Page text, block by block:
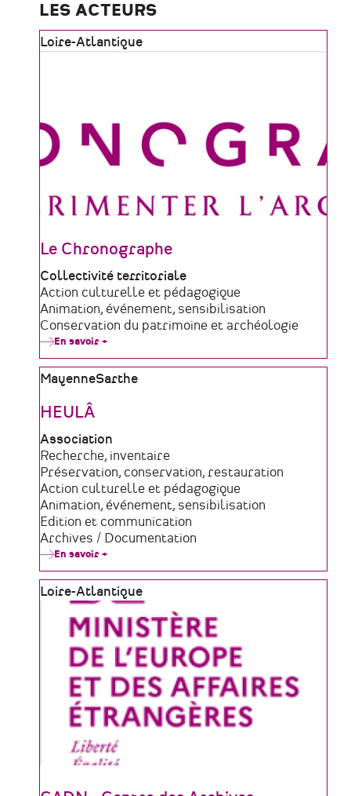
célèbre
le
patrimoine
vivant
tout
LES ACTEURS
Zone
Loire-Atlantique
Le Chronographe
Type
de
structure
Collectivité territoriale
Domaine
d'activité
Action culturelle et pédagogique
Animation, événement, sensibilisation
Conservation du patrimoine et archéologie
En savoir +
Chronographe
Zone
MayenneSarthe
HEULÂ
Type
de
structure
Association
Domaine
d'activité
Recherche, inventaire
Préservation, conservation, restauration
Action culturelle et pédagogique
Animation, événement, sensibilisation
Edition et communication
Archives / Documentation
En savoir +
Zone
géographique
Loire-Atlantique